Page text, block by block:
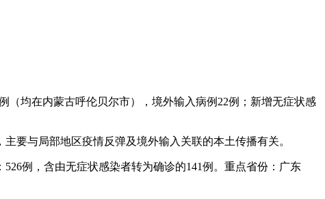
（均在内蒙古呼伦贝尔市），境外输入病例22例；新增无症状感
要与局部地区疫情反弹及境外输入关联的本土传播有关。
例，含由无症状感染者转为确诊的141例。重点省份：广东